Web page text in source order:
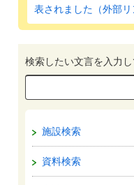
表されました（外部リ
検索したい文言を入力
施設検索
資料検索